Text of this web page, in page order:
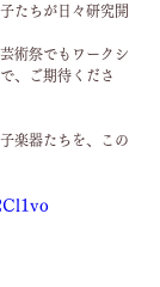
たちが日々研究開
術祭でもワークシ
、ご期待くださ
楽器たちを、この